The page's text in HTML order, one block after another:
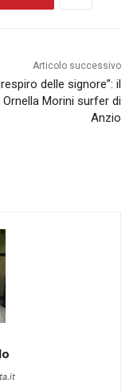
Articolo successivo
respiro delle signore”: il
Ornella Morini surfer di
Anzio